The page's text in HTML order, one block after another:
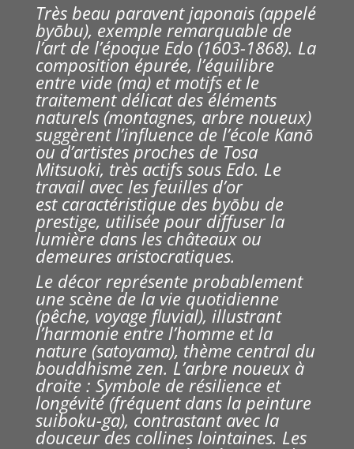
Très beau paravent japonais (appelé
byōbu), exemple remarquable de
l’art de l’époque Edo (1603-1868). La
composition épurée, l’équilibre
entre vide (ma) et motifs et le
traitement délicat des éléments
naturels (montagnes, arbre noueux)
suggèrent l’influence de l’école Kanō
ou d’artistes proches de Tosa
Mitsuoki, très actifs sous Edo. Le
travail avec les feuilles d’or
est caractéristique des byōbu de
prestige, utilisée pour diffuser la
lumière dans les châteaux ou
demeures aristocratiques.
Le décor représente probablement
une scène de la vie quotidienne
(pêche, voyage fluvial), illustrant
l’harmonie entre l’homme et la
nature (satoyama), thème central du
bouddhisme zen.L’arbre noueux à
droite : Symbole de résilience et
longévité (fréquent dans la peinture
suiboku-ga), contrastant avec la
douceur des collines lointaines. Les